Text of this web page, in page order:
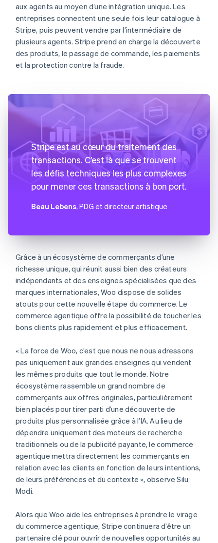
aux agents au moyen d’une intégration unique. Les
entreprises connectent une seule fois leur catalogue à
Stripe, puis peuvent vendre par l’intermédiaire de
plusieurs agents. Stripe prend en charge la découverte
des produits, le passage de commande, les paiements
et la protection contre la fraude.
Stripe est au cœur du traitement des
transactions. C’est là que se trouvent
les défis techniques les plus complexes
pour mener ces transactions à bon port.
Beau Lebens, PDG et directeur artistique
Grâce à un écosystème de commerçants d’une
richesse unique, qui réunit aussi bien des créateurs
indépendants et des enseignes spécialisées que des
marques internationales, Woo dispose de solides
atouts pour cette nouvelle étape du commerce. Le
commerce agentique offre la possibilité de toucher les
bons clients plus rapidement et plus efficacement.
« La force de Woo, c’est que nous ne nous adressons
pas uniquement aux grandes enseignes qui vendent
les mêmes produits que tout le monde. Notre
écosystème rassemble un grand nombre de
commerçants aux offres originales, particulièrement
bien placés pour tirer parti d’une découverte de
produits plus personnalisée grâce à l’IA. Au lieu de
dépendre uniquement des moteurs de recherche
traditionnels ou de la publicité payante, le commerce
agentique mettra directement les commerçants en
relation avec les clients en fonction de leurs intentions,
de leurs préférences et du contexte », observe Silu
Modi.
Alors que Woo aide les entreprises à prendre le virage
du commerce agentique, Stripe continuera d’être un
partenaire clé pour ouvrir de nouvelles opportunités au